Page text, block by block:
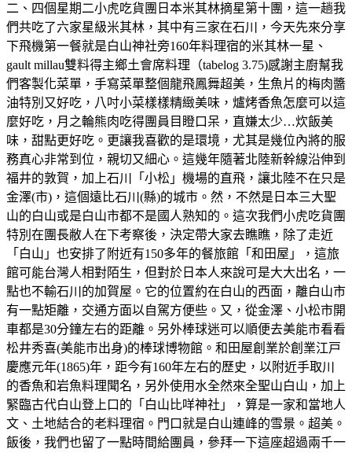
二、四個星期二小虎吃貨團日本米其林摘星第十團，這一趟我
們共吃了六家星級米其林，其中有三家在石川，今天先來分享
下飛機第一餐就是白山神社旁160年料理宿的米其林一星、
gault millau雙料得主鄉土會席料理（tabelog 3.75)感謝主廚幫我
們客製化菜單，手寫菜單整個龍飛鳳舞超美，生魚片的梅肉醬
油特別又好吃，八吋小菜樣樣精緻美味，爐烤香魚怎麼可以這
麼好吃，月之輪熊肉吃得團員目瞪口呆，直嫌太少…炊飯美
味，甜點更好吃。更讓我喜歡的是環境，尤其是幾位內將的服
務真心非常到位，親切又細心。這幾年隨著北陸新幹線沿伸到
福井的敦賀，加上石川「小松」機場的直飛，讓北陸不在只是
金澤(市)，這個遠比石川(縣)的城市。然，不然是日本三大聖
山的白山或是白山市都不是國人熟知的。這次我們小虎吃貨團
特別在團長敝人在下考察後，決定帶大家去瞧瞧，除了走近
「白山」也安排了附近有150多年的餐旅館「和田屋」，這旅
館可能台灣人相對陌生，但對於日本人來說可是大大出名，一
點也不輸石川的加賀屋。它的位置約在白山的西面，離白山市
有一點矩離，交通方面以自駕方便些。又，從金澤、小松市開
車都是30分鐘左右的距離。另外棒球迷可以順便去美能市看看
松井秀喜(美能市出身)的棒球博物館。和田屋創業於創業江戸
慶應元年(1865)年，距今有160年左右的歷史，以附近手取川
的香魚和岩魚料理聞名，另外使用水全然來全聖山白山，加上
緊臨古代白山登上口的「白山比咩神社」，算是一家和當地人
文、土地結合的老料理宿。門口就是白山連峰的雪景。超美。
飯後，我們也留了一點時間給團員，參拜一下這座超過兩千一